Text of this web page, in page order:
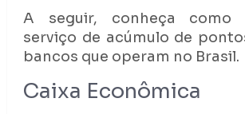
A seguir, conheça como
serviço de acúmulo de
bancos que operam no Brasil.
Caixa Econômica